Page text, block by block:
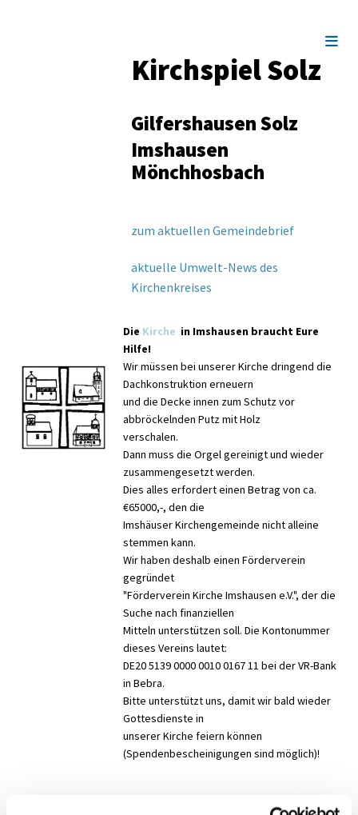
Kirchspiel Solz
Gilfershausen Solz
Imshausen
Mönchhosbach
zum aktuellen Gemeindebrief
aktuelle Umwelt-News des
Kirchenkreises
Die Kirche in Imshausen braucht Eure
Hilfe!
Wir müssen bei unserer Kirche dringend die
Dachkonstruktion erneuern
und die Decke innen zum Schutz vor
abbröckelnden Putz mit Holz
verschalen.
Dann muss die Orgel gereinigt und wieder
zusammengesetzt werden.
Dies alles erfordert einen Betrag von ca.
€65000,-, den die
Imshäuser Kirchengemeinde nicht alleine
stemmen kann.
Wir haben deshalb einen Förderverein
gegründet
"Förderverein Kirche Imshausen e.V.", der die
Suche nach finanziellen
Mitteln unterstützen soll. Die Kontonummer
dieses Vereins lautet:
DE20 5139 0000 0010 0167 11 bei der VR-Bank
in Bebra.
Bitte unterstützt uns, damit wir bald wieder
Gottesdienste in
unserer Kirche feiern können
(Spendenbescheinigungen sind möglich)!